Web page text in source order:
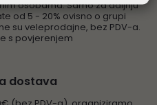
osobama. Samo za daljnju
od 5 - 20% ovisno o grupi
su veleprodajne, bez PDV-a.
s povjerenjem
dostava